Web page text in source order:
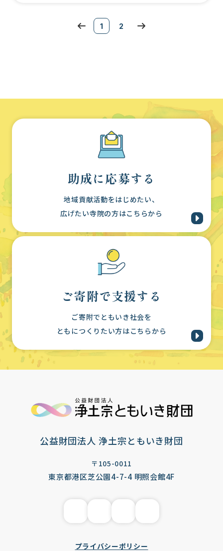
1 2
助成に応募する
地域貢献活動をはじめたい、
広げたい寺院の方はこちらから
ご寄附で支援する
ご寄附でともいき社会を
ともにつくりたい方はこちらから
公益財団法人 浄土宗ともいき財団
〒105-0011
東京都港区芝公園4-7-4 明照会館4F
プライバシーポリシー